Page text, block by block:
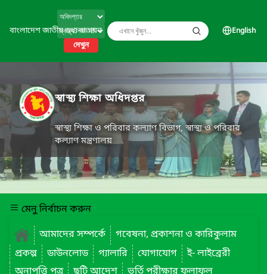
বাংলাদেশ জাতীয় তথ্য বাতায়ন
দেখুন
English
স্বাস্থ্য শিক্ষা অধিদপ্তর
স্বাস্থ্য শিক্ষা ও পরিবার কল্যাণ বিভাগ, স্বাস্থ্য ও পরিবার
কল্যাণ মন্ত্রণালয়
মেনু নির্বাচন করুন
আমাদের সম্পর্কে
গবেষনা, প্রকাশনা ও কারিকুলাম
প্রকল্প
ডাউনলোড গ্যালারি যোগাযোগ
ই- লাইব্রেরী